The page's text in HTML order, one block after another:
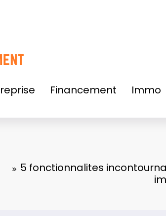
Financement Immo
5 fonctionnalites